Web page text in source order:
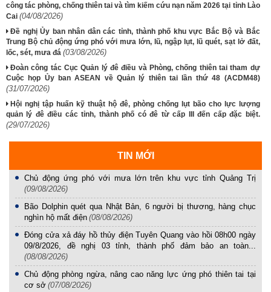
công tác phòng, chống thiên tai và tìm kiếm cứu nạn năm 2026 tại tỉnh Lào
Cai (04/08/2026)
Đề nghị Ủy ban nhân dân các tỉnh, thành phố khu vực Bắc Bộ và Bắc
Trung Bộ chủ động ứng phó với mưa lớn, lũ, ngập lụt, lũ quét, sạt lở đất,
lốc, sét, mưa đá (03/08/2026)
Đoàn công tác Cục Quản lý đê điều và Phòng, chống thiên tai tham dự
Cuộc họp Ủy ban ASEAN về Quản lý thiên tai lần thứ 48 (ACDM48)
(31/07/2026)
Hội nghị tập huấn kỹ thuật hộ đê, phòng chống lụt bão cho lực lượng
quản lý đê điều các tỉnh, thành phố có đê từ cấp III đến cấp đặc biệt.
(29/07/2026)
TIN MỚI
Chủ động ứng phó với mưa lớn trên khu vực tỉnh Quảng Trị
(09/08/2026)
Bão Dolphin quét qua Nhật Bản, 6 người bị thương, hàng chục
nghìn hộ mất điện (08/08/2026)
Đóng cửa xả đáy hồ thủy điện Tuyên Quang vào hồi 08h00 ngày
09/8/2026, đề nghị 03 tỉnh, thành phố đảm bảo an toàn...
(08/08/2026)
Chủ động phòng ngừa, nâng cao năng lực ứng phó thiên tai tại
cơ sở (07/08/2026)